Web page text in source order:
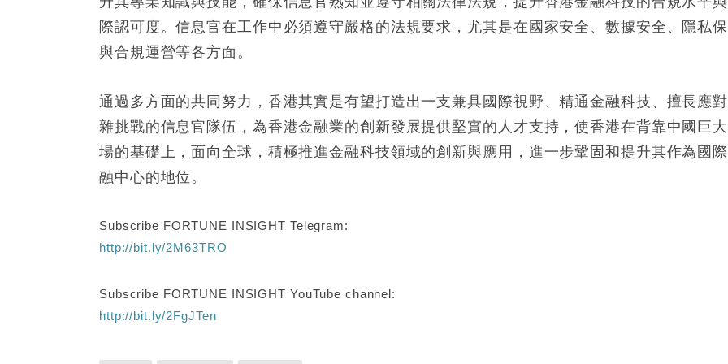
際認可度。信息官在工作中必須遵守嚴格的法規要求，尤其是在國家安全、數據安全、隱私
與合規運營等各方面。
通過多方面的共同努力，香港其實是有望打造出一支兼具國際視野、精通金融科技、擅長應
雜挑戰的信息官隊伍，為香港金融業的創新發展提供堅實的人才支持，使香港在背靠中國巨
場的基礎上，面向全球，積極推進金融科技領域的創新與應用，進一步鞏固和提升其作為國
融中心的地位。
Subscribe FORTUNE INSIGHT Telegram:
http://bit.ly/2M63TRO
Subscribe FORTUNE INSIGHT YouTube channel:
http://bit.ly/2FgJTen